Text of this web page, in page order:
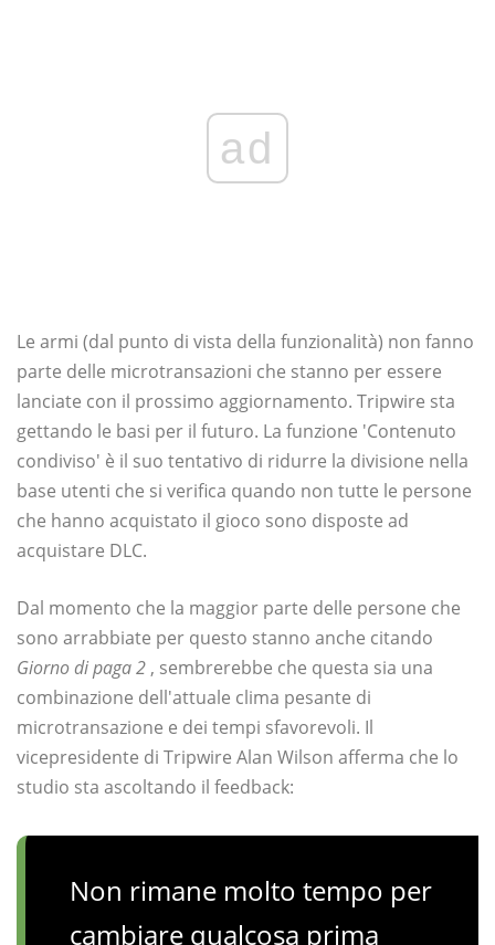
ad
Le armi (dal punto di vista della funzionalità) non fanno
parte delle microtransazioni che stanno per essere
lanciate con il prossimo aggiornamento. Tripwire sta
gettando le basi per il futuro. La funzione 'Contenuto
condiviso' è il suo tentativo di ridurre la divisione nella
base utenti che si verifica quando non tutte le persone
che hanno acquistato il gioco sono disposte ad
acquistare DLC.
Dal momento che la maggior parte delle persone che
sono arrabbiate per questo stanno anche citando
Giorno di paga 2 , sembrerebbe che questa sia una
combinazione dell'attuale clima pesante di
microtransazione e dei tempi sfavorevoli. Il
vicepresidente di Tripwire Alan Wilson afferma che lo
studio sta ascoltando il feedback:
Non rimane molto tempo per
cambiare qualcosa prima